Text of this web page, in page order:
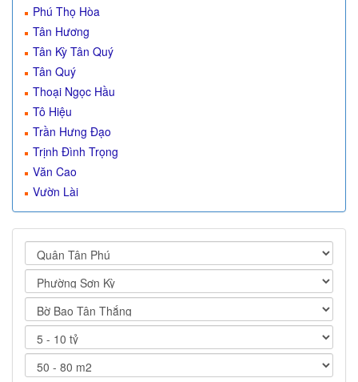
Phú Thọ Hòa
Tân Hương
Tân Kỳ Tân Quý
Tân Quý
Thoại Ngọc Hầu
Tô Hiệu
Trần Hưng Đạo
Trịnh Đình Trọng
Văn Cao
Vườn Lài